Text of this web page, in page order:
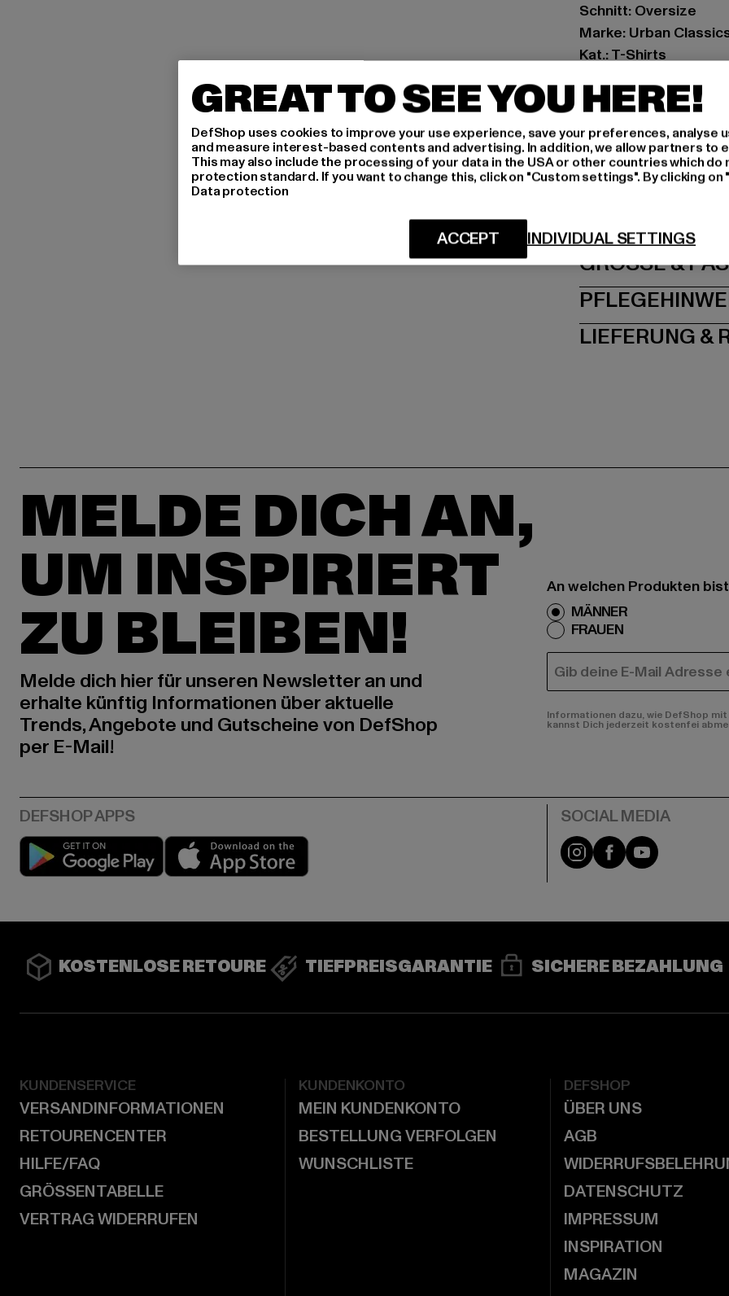
Schnitt: Oversize
Marke: Urban
Kat.: T-Shirts
Hersteller Farbe:
Art.Nr: TB1555-01301
Hersteller: TB
Dr.-Robert-Murjahn-
GRÖSSE
LIEFERUNG &
MELDE DICH AN,
UM INSPIRIERT
ZU BLEIBEN!
Melde dich hier für unseren Newsletter an und
erhalte künftig Informationen über aktuelle
Trends, Angebote und Gutscheine von DefShop
per E-Mail!
An welchen Produkten
MÄNNER
FRAUEN
E-MAIL
Informationen dazu, wie DefShop
kannst Dich jederzeit kostenfei
Play market Instagram
FacebookYouTube
KOSTENLOSE RETOURE TIEFPREISGARANTIE SICHERE BEZAHLUNG
KUNDENSERVICE
VERSANDINFORMATIONEN
RETOURENCENTER
HILFE/FAQ
GRÖSSENTABELLE
VERTRAG WIDERRUFEN
KUNDENKONTO
MEIN KUNDENKONTO
BESTELLUNG VERFOLGEN
WUNSCHLISTE
DEFSHOP
ÜBER UNS
AGB
DATENSCHUTZ
IMPRESSUM
INSPIRATION
MAGAZIN
GREAT TO SEE YOU HERE!
DefShop uses cookies to improve your use experience, save your preferences, analyse
and measure interest-based contents and advertising. In addition, we allow partners to
This may also include the processing of your data in the USA or other countries which do
protection standard. If you want to change this, click on "Custom settings". By clicking
Data protection
INDIVIDUAL SETTINGS
ACCEPT